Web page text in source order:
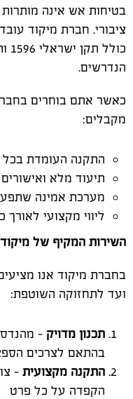
בטיחות אש אינה
ציבורי. חברת מיקוד
הנדרשים.
כאשר אתם בוחרים
מקבלים:
התקנה העומדת בכל
תיעוד מלא
מערכת אמינה
ליווי מקצועי לאורך
השירות המקיף של
בחברת מיקוד אנו
ועד לתחזוקה השוטפת:
תכנון מדויק -
בהתאם לצרכים
התקנה מקצועית -
הקפדה על כל פרט